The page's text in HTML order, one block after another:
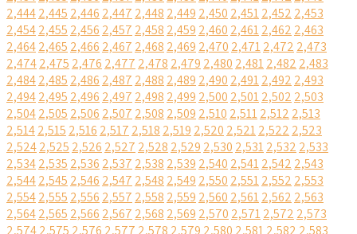
2,4442,445 2,446 2,447 2,448 2,449 2,450 2,4512,452 2,453
2,4542,455 2,456 2,457 2,458 2,459 2,460 2,4612,462 2,463
2,4642,465 2,466 2,467 2,468 2,469 2,470 2,4712,472 2,473
2,4742,475 2,476 2,477 2,478 2,479 2,480 2,4812,482 2,483
2,4842,485 2,486 2,487 2,488 2,489 2,490 2,4912,492 2,493
2,4942,495 2,496 2,497 2,498 2,499 2,500 2,5012,502 2,503
2,5042,505 2,506 2,507 2,508 2,509 2,510 2,5112,512 2,513
2,5142,515 2,516 2,517 2,518 2,519 2,520 2,5212,522 2,523
2,5242,525 2,526 2,527 2,528 2,529 2,530 2,5312,532 2,533
2,5342,535 2,536 2,537 2,538 2,539 2,540 2,5412,542 2,543
2,5442,545 2,546 2,547 2,548 2,549 2,550 2,5512,552 2,553
2,5542,555 2,556 2,557 2,558 2,559 2,560 2,5612,562 2,563
2,5642,565 2,566 2,567 2,568 2,569 2,570 2,5712,572 2,573